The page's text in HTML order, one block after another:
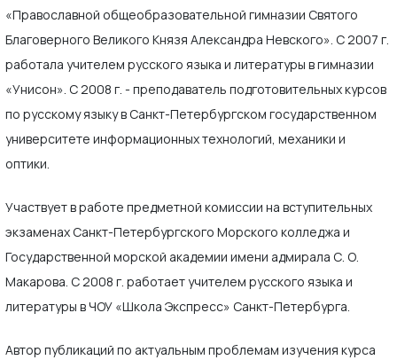
«Православной общеобразовательной гимназии Святого
Благоверного Великого Князя Александра Невского». С 2007 г.
работала учителем русского языка и литературы в гимназии
«Унисон». С 2008 г. - преподаватель подготовительных курсов
по русскому языку в Санкт-Петербургском государственном
университете информационных технологий, механики и
оптики.
Участвует в работе предметной комиссии на вступительных
экзаменах Санкт-Петербургского Морского колледжа и
Государственной морской академии имени адмирала С. О.
Макарова. С 2008 г. работает учителем русского языка и
литературы в ЧОУ «Школа Экспресс» Санкт-Петербурга.
Автор публикаций по актуальным проблемам изучения курса